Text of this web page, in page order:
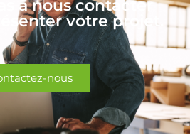
à nous contacter
votre projet.
nous